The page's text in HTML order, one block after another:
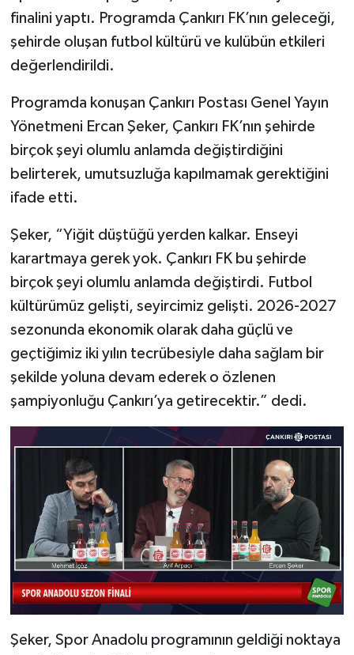
finalini yaptı. Programda Çankırı FK’nın geleceği,
şehirde oluşan futbol kültürü ve kulübün etkileri
değerlendirildi.
Programda konuşan Çankırı Postası Genel Yayın
Yönetmeni Ercan Şeker, Çankırı FK’nın şehirde
birçok şeyi olumlu anlamda değiştirdiğini
belirterek, umutsuzluğa kapılmamak gerektiğini
ifade etti.
Şeker, “Yiğit düştüğü yerden kalkar. Enseyi
karartmaya gerek yok. Çankırı FK bu şehirde
birçok şeyi olumlu anlamda değiştirdi. Futbol
kültürümüz gelişti, seyircimiz gelişti. 2026-2027
sezonunda ekonomik olarak daha güçlü ve
geçtiğimiz iki yılın tecrübesiyle daha sağlam bir
şekilde yoluna devam ederek o özlenen
şampiyonluğu Çankırı’ya getirecektir.” dedi.
Şeker, Spor Anadolu programının geldiği noktaya
TÜRKİYE